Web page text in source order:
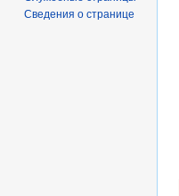
Сведения о странице